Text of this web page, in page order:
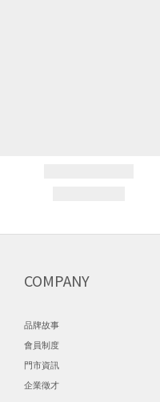
COMPANY
品牌故事
會員制度
門市資訊
企業徵才